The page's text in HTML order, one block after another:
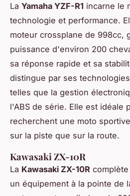
La Yamaha YZF-R1 incarne le
technologie et performance.
moteur crossplane de 998cc,
puissance d'environ 200
sa réponse rapide et sa
distingue par ses
telles que la gestion
l'ABS de série. Elle est idéale
recherchent une moto
sur la piste que sur la route.
Kawasaki ZX-10R
La Kawasaki ZX-10R
un équipement à la pointe de